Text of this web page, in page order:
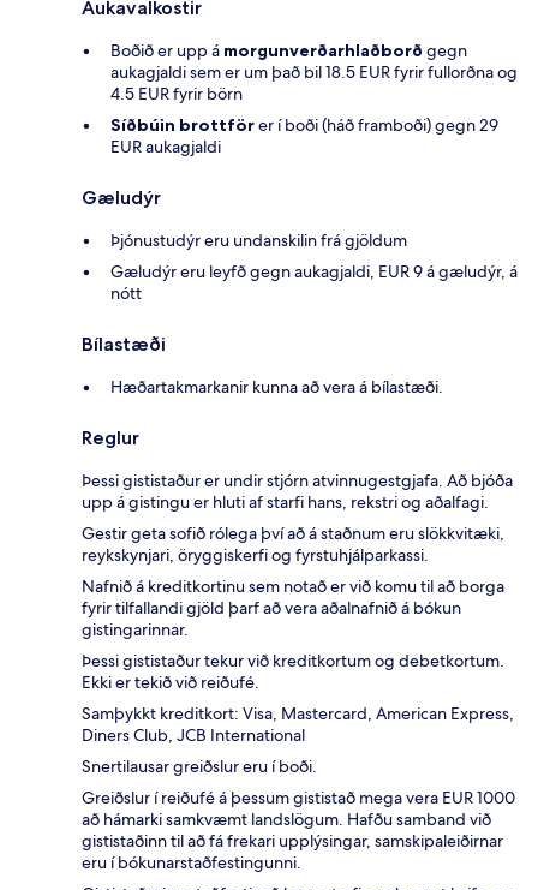
Aukavalkostir
Boðið er upp á morgunverðarhlaðborð gegn
aukagjaldi sem er um það bil 18.5 EUR fyrir fullorðna og
4.5 EUR fyrir börn
Síðbúin brottförer í boði (háð framboði) gegn 29
EUR aukagjaldi
Gæludýr
Þjónustudýr eru undanskilin frá gjöldum
Gæludýr eru leyfð gegn aukagjaldi, EUR 9 á gæludýr, á
nótt
Bílastæði
Hæðartakmarkanir kunna að vera á bílastæði.
Reglur
Þessi gististaður er undir stjórn atvinnugestgjafa. Að bjóða
upp á gistingu er hluti af starfi hans, rekstri og aðalfagi.
Gestir geta sofið rólega því að á staðnum eru slökkvitæki,
reykskynjari, öryggiskerfi og fyrstuhjálparkassi.
Nafnið á kreditkortinu sem notað er við komu til að borga
fyrir tilfallandi gjöld þarf að vera aðalnafnið á bókun
gistingarinnar.
Þessi gististaður tekur við kreditkortum og debetkortum.
Ekki er tekið við reiðufé.
Samþykkt kreditkort: Visa, Mastercard, American Express,
Diners Club, JCB International
Snertilausar greiðslur eru í boði.
Greiðslur í reiðufé á þessum gististað mega vera EUR 1000
að hámarki samkvæmt landslögum. Hafðu samband við
gististaðinn til að fá frekari upplýsingar, samskipaleiðirnar
eru í bókunarstaðfestingunni.